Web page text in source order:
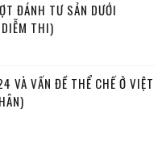
ĐÁNH TƯ SẢN DƯỚI
THI)
VÀ VẤN ĐỀ THỂ CHẾ Ở VIỆT